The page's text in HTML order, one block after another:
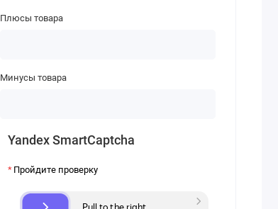
Плюсы товара
Минусы товара
Yandex SmartCaptcha
Пройдите проверку